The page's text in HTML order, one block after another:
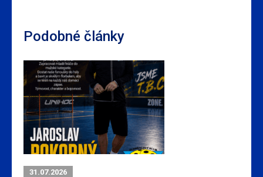
Podobné články
31.07.2026